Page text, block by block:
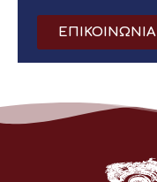
ΕΠΙΚΟΙΝΩΝΙΑ